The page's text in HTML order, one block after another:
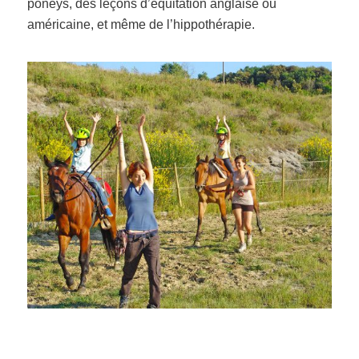
poneys, des leçons d’équitation anglaise ou
américaine, et même de l’hippothérapie.